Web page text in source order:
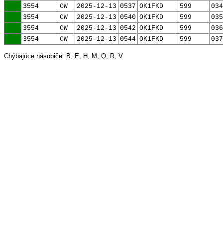
3554
CW 2025-12-13 0537 OK1FKD 599
034
3554
CW 2025-12-13 0540 OK1FKD 599
035
3554
CW 2025-12-13 0542 OK1FKD 599
036
3554
CW 2025-12-13 0544 OK1FKD 599 037
Chýbajúce násobiče: B, E, H, M, Q, R, V